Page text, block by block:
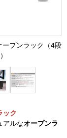
プンラック（4段
ック
アルなオープンラ